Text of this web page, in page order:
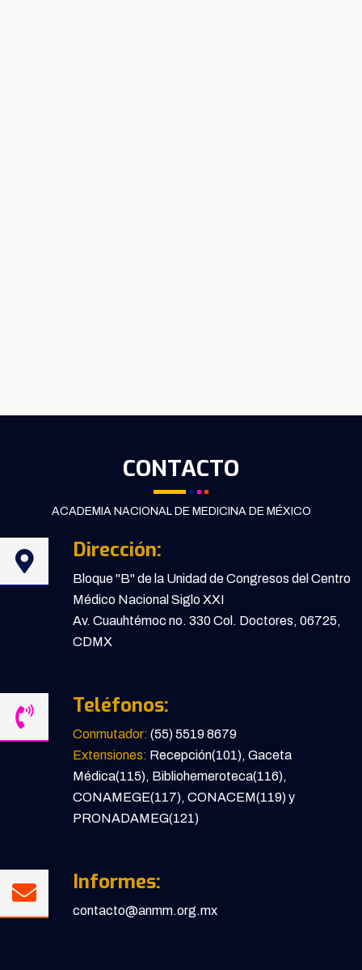
CONTACTO
ACADEMIA NACIONAL DE MEDICINA DE MÉXICO
Dirección:
Bloque "B" de la Unidad de Congresos del Centro
Médico Nacional Siglo XXI
Av. Cuauhtémoc no. 330 Col. Doctores, 06725,
CDMX
Teléfonos:
Conmutador: (55) 5519 8679
Extensiones: Recepción(101), Gaceta
Médica(115), Bibliohemeroteca(116),
CONAMEGE(117), CONACEM(119) y
PRONADAMEG(121)
Informes:
contacto@anmm.org.mx